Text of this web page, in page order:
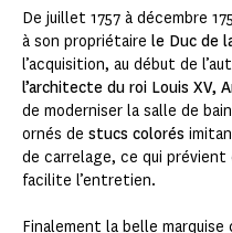
De juillet 1757 à décembre
à son propriétaire le Duc de
l’acquisition, au début de
l’architecte du roi Louis XV,
de moderniser la salle de
ornés de stucs colorés
de carrelage, ce qui
facilite l’entretien.
Finalement la belle